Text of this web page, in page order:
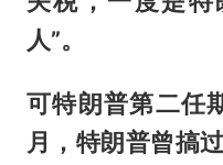
人”。
可特朗普第二任
月，特朗普曾搞